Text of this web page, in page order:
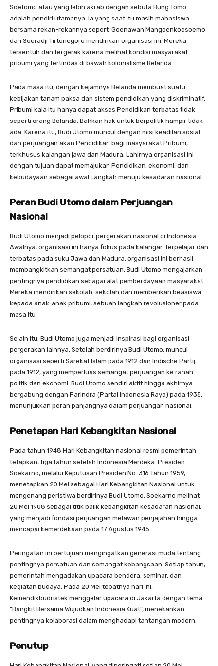
Soetomo atau yang lebih akrab dengan sebuta Bung Tomo
adalah pendiri utamanya. Ia yang saat itu masih mahasiswa
bersama rekan-rekannya seperti Goenawan Mangoenkoesoemo
dan Soeradji Tirtonegoro mendirikan organisasi ini. Mereka
tersentuh dan tergerak karena melihat kondisi masyarakat
pribumi yang tertindas di bawah kolonialisme Belanda.
Pada masa itu, dengan kejamnya Belanda membuat suatu
kebijakan tanam paksa dan sistem pendidikan yang diskriminatif.
Pribumi kala itu hanya dapat akses Pendidikan terbatas tidak
seperti orang Belanda. Bahkan hak untuk berpolitik hampir tidak
ada. Karena itu, Budi Utomo muncul dengan misi keadilan sosial
dan perjuangan akan Pendidikan bagi masyarakat Pribumi,
terkhusus kalangan jawa dan Madura. Lahirnya organisasi ini
dengan tujuan dapat memajukan Pendidikan, ekonomi, dan
kebudayaan sebagai awal Langkah menuju kesadaran nasional.
Peran Budi Utomo dalam Perjuangan
Nasional
Budi Utomo menjadi pelopor pergerakan nasional di Indonesia.
Awalnya, organisasi ini hanya fokus pada kalangan terpelajar dan
terbatas pada suku Jawa dan Madura. organisasi ini berhasil
membangkitkan semangat persatuan. Budi Utomo mengajarkan
pentingnya pendidikan sebagai alat pemberdayaan masyarakat.
Mereka mendirikan sekolah-sekolah dan memberikan beasiswa
kepada anak-anak pribumi, sebuah langkah revolusioner pada
masa itu.
Selain itu, Budi Utomo juga menjadi inspirasi bagi organisasi
pergerakan lainnya. Setelah berdirinya Budi Utomo, muncul
organisasi seperti Sarekat Islam pada 1912 dan Indische Partij
pada 1912, yang memperluas semangat perjuangan ke ranah
politik dan ekonomi. Budi Utomo sendiri aktif hingga akhirnya
bergabung dengan Parindra (Partai Indonesia Raya) pada 1935,
menunjukkan peran panjangnya dalam perjuangan nasional.
Penetapan Hari Kebangkitan Nasional
Pada tahun 1948 Hari Kebangkitan nasional resmi pemerintah
tetapkan, tiga tahun setelah Indonesia Merdeka. Presiden
Soekarno, melalui Keputusan Presiden No. 316 Tahun 1959,
menetapkan 20 Mei sebagai Hari Kebangkitan Nasional untuk
mengenang peristiwa berdirinya Budi Utomo. Soekarno melihat
20 Mei 1908 sebagai titik balik kebangkitan kesadaran nasional,
yang menjadi fondasi perjuangan melawan penjajahan hingga
mencapai kemerdekaan pada 17 Agustus 1945.
Peringatan ini bertujuan mengingatkan generasi muda tentang
pentingnya persatuan dan semangat kebangsaan. Setiap tahun,
pemerintah mengadakan upacara bendera, seminar, dan
kegiatan budaya. Pada 20 Mei tepatnya hari ini,
Kemendikbudristek menggelar upacara di Jakarta dengan tema
“Bangkit Bersama Wujudkan Indonesia Kuat”, menekankan
pentingnya kolaborasi dalam menghadapi tantangan modern.
Penutup